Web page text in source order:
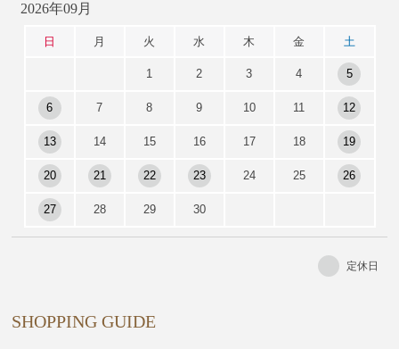
2026年09月
日 月 火 水 木 金 土
1 2 3 4 5
6 7 8 9 10 11 12
13 14 15 16 17 18 19
20 21 22 23 24 25 26
27 28 29 30
定休日
SHOPPING GUIDE